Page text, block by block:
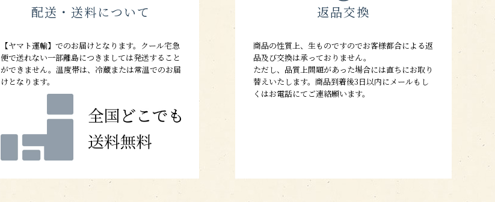
配送・送料について
【ヤマト運輸】でのお届けとなります。クール宅急
便で送れない一部離島につきましては発送すること
ができません。温度帯は、冷蔵または常温でのお届
けとなります。
返品交換
商品の性質上、生ものですのでお客様都合による返
品及び交換は承っておりません。
ただし、品質上問題があった場合には直ちにお取り
替えいたします。商品到着後3日以内にメールもし
くはお電話にてご連絡願います。